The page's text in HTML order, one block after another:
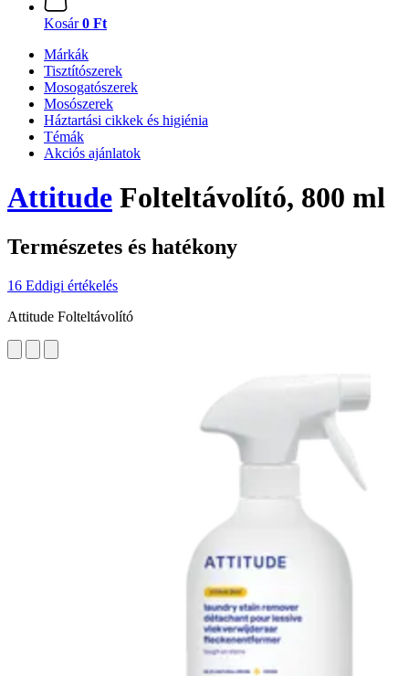
Kosár 0 Ft
Márkák
Tisztítószerek
Mosogatószerek
Mosószerek
Háztartási cikkek és higiénia
Témák
Akciós ajánlatok
Attitude Folteltávolító, 800 ml
Természetes és hatékony
16 Eddigi értékelés
Attitude Folteltávolító